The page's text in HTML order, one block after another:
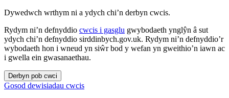
Dywedwch wrthym ni a ydych chi’n derbyn cwcis.
Rydym ni’n defnyddio cwcis i gasglu gwybodaeth ynglŷn â sut
ydych chi’n defnyddio sirddinbych.gov.uk. Rydym ni’n defnyddio’r
wybodaeth hon i wneud yn siŵr bod y wefan yn gweithio’n iawn ac
i gwella ein gwasanaethau.
Derbyn pob cwci
Gosod dewisiadau cwcis